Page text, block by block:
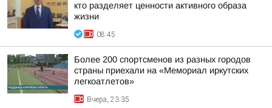
кто разделяет ценности активного образа
жизни
08:45
Более 200 спортсменов из разных городов
страны приехали на «Мемориал иркутских
легкоатлетов»
Вчера, 23:35